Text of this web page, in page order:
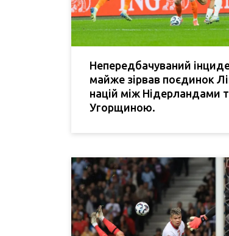
Непередбачуваний
майже зірвав поєдинок
націй між Нідерландами
Угорщиною.